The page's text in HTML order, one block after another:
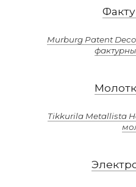
Murburg Patent
Tikkurila Metallista